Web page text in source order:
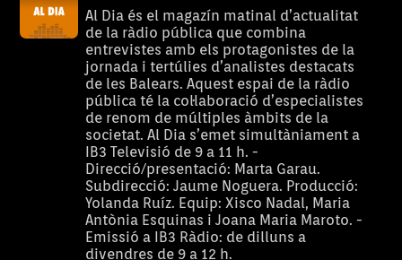
05/08/2026 09:05:00
Al Dia - 11h
56 min
04/08/2026 11:04:00
Al Dia - 10h
56 min
04/08/2026 10:04:00
Al Dia - 9h
04/08/2026 09:05:00
Al Dia - 11h
56 min
03/08/2026 11:04:00
Al Dia és el magazín matinal d’actualitat
de la ràdio pública que combina
entrevistes amb els protagonistes de la
jornada i tertúlies d’analistes destacats
de les Balears. Aquest espai de la ràdio
pública té la col·laboració d’especialistes
de renom de múltiples àmbits de la
societat. Al Dia s’emet simultàniament a
IB3 Televisió de 9 a 11 h. -
Direcció/presentació: Marta Garau.
Subdirecció: Jaume Noguera. Producció:
Yolanda Ruíz. Equip: Xisco Nadal, Maria
Antònia Esquinas i Joana Maria Maroto. -
Emissió a IB3 Ràdio: de dilluns a
divendres de 9 a 12 h.